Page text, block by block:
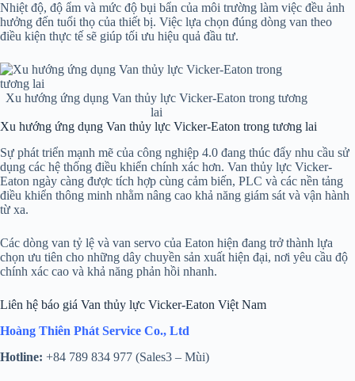
Nhiệt độ, độ ẩm và mức độ bụi bẩn của môi trường làm việc đều ảnh
hưởng đến tuổi thọ của thiết bị. Việc lựa chọn đúng dòng van theo
điều kiện thực tế sẽ giúp tối ưu hiệu quả đầu tư.
Xu hướng ứng dụng Van thủy lực Vicker-Eaton trong tương
lai
Xu hướng ứng dụng Van thủy lực Vicker-Eaton trong tương lai
Sự phát triển mạnh mẽ của công nghiệp 4.0 đang thúc đẩy nhu cầu sử
dụng các hệ thống điều khiển chính xác hơn. Van thủy lực Vicker-
Eaton ngày càng được tích hợp cùng cảm biến, PLC và các nền tảng
điều khiển thông minh nhằm nâng cao khả năng giám sát và vận hành
từ xa.
Các dòng van tỷ lệ và van servo của Eaton hiện đang trở thành lựa
chọn ưu tiên cho những dây chuyền sản xuất hiện đại, nơi yêu cầu độ
chính xác cao và khả năng phản hồi nhanh.
Liên hệ báo giá Van thủy lực Vicker-Eaton Việt Nam
Hoàng Thiên Phát Service Co., Ltd
Hotline: +84 789 834 977 (Sales3 – Mùi)